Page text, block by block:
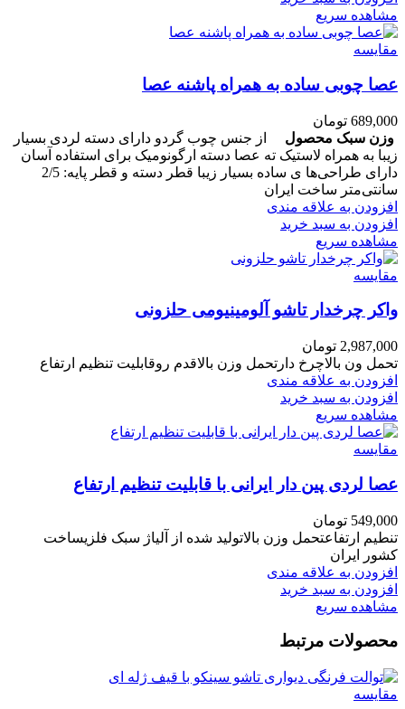
مشاهده سریع
مقایسه
عصا چوبی ساده به همراه پاشنه عصا
689,000 تومان
وزن سبک محصول
از جنس چوب گردو دارای دسته لردی بسیار
زیبا به همراه لاستیک ته عصا دسته ارگونومیک برای استفاده آسان
دارای طراحی‌ها ی ساده بسیار زیبا قطر دسته و قطر پایه: 2/5
سانتی‌متر ساخت ایران
افزودن به علاقه مندی
افزودن به سبد خرید
مشاهده سریع
مقایسه
واکر چرخدار تاشو آلومینیومی حلزونی
2,987,000 تومان
تحمل ون بالاچرخ دارتحمل وزن بالاقدم روقابلیت تنظیم ارتفاع
افزودن به علاقه مندی
افزودن به سبد خرید
مشاهده سریع
مقایسه
عصا لردی پین دار ایرانی با قابلیت تنظیم ارتفاع
549,000 تومان
تنطیم ارتفاعتحمل وزن بالاتولید شده از آلیاژ سبک فلزیساخت
کشور ایران
افزودن به علاقه مندی
افزودن به سبد خرید
مشاهده سریع
محصولات مرتبط
مقایسه